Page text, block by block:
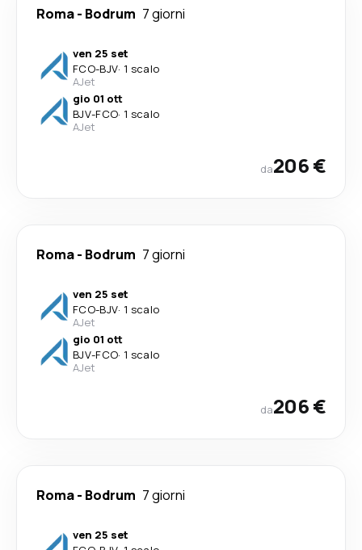
Roma- Bodrum 7 giorni
ven 25 set
FCO-BJV· 1 scalo
AJet
gio 01 ott
BJV-FCO· 1 scalo
AJet
da206 €
Roma- Bodrum 7 giorni
ven 25 set
FCO-BJV· 1 scalo
AJet
gio 01 ott
BJV-FCO· 1 scalo
AJet
da206 €
Roma- Bodrum 7 giorni
ven 25 set